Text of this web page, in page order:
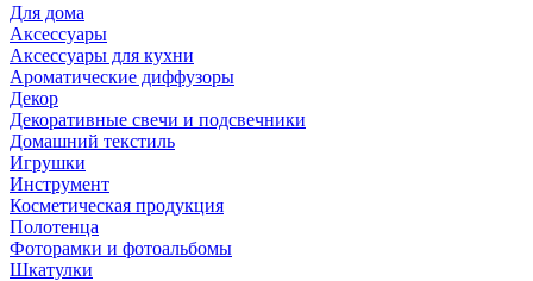
Для дома
Аксессуары
Аксессуары для кухни
Ароматические диффузоры
Декор
Декоративные свечи и подсвечники
Домашний текстиль
Игрушки
Инструмент
Косметическая продукция
Полотенца
Фоторамки и фотоальбомы
Шкатулки